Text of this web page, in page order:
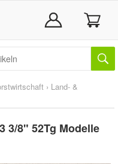
› Land- &
3/8" 52Tg Modelle